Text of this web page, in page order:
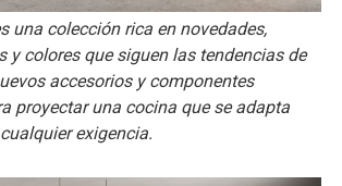
una colección rica en novedades,
y colores que siguen las tendencias de
accesorios y componentes
proyectar una cocina que se adapta
exigencia.